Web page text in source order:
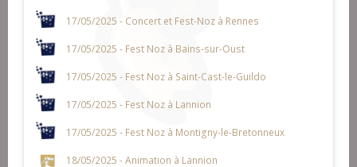
17/05/2025 - Concert et Fest-Noz à Rennes
17/05/2025 - Fest Noz à Bains-sur-Oust
17/05/2025 - Fest Noz à Saint-Cast-le-Guildo
17/05/2025 - Fest Noz à Lannion
17/05/2025 - Fest Noz à Montigny-le-Bretonneux
18/05/2025 - Animation à Lannion